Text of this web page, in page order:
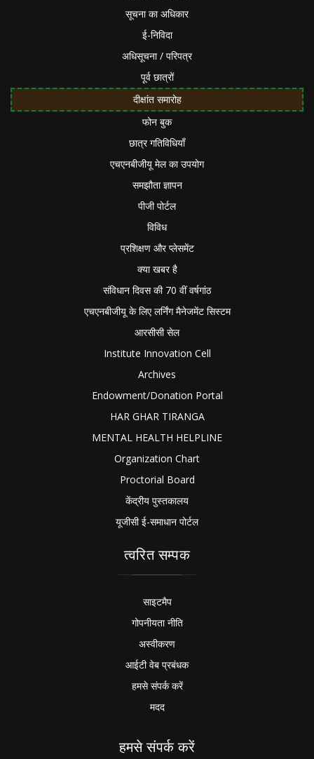
सूचना का अधिकार
ई-निविदा
अधिसूचना / परिपत्र
पूर्व छात्रों
दीक्षांत समारोह
फोन बुक
छात्र गतिविधियाँ
एचएनबीजीयू मेल का उपयोग
समझौता ज्ञापन
पीजी पोर्टल
विविध
प्रशिक्षण और प्लेसमेंट
क्या खबर है
संविधान दिवस की 70 वीं वर्षगांठ
एचएनबीजीयू के लिए लर्निंग मैनेजमेंट सिस्टम
आरसीसी सेल
Institute Innovation Cell
Archives
Endowment/Donation Portal
HAR GHAR TIRANGA
MENTAL HEALTH HELPLINE
Organization Chart
Proctorial Board
केंद्रीय पुस्तकालय
यूजीसी ई-समाधान पोर्टल
त्वरित सम्पक
साइटमैप
गोपनीयता नीति
अस्वीकरण
आईटी वेब प्रबंधक
हमसे संपर्क करें
मदद
हमसे संपर्क करें